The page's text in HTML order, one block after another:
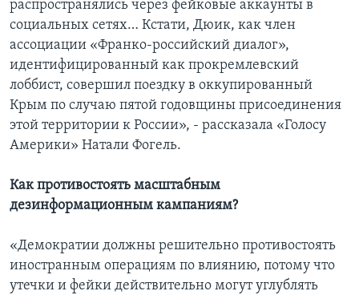
распространялись через фейковые аккаунты в
социальных сетях… Кстати, Дюик, как член
ассоциации «Франко-российский диалог»,
идентифицированный как прокремлевский
лоббист, совершил поездку в оккупированный
Крым по случаю пятой годовщины присоединения
этой территории к России», - рассказала «Голосу
Америки» Натали Фогель.
Как противостоять масштабным
дезинформационным кампаниям?
«Демократии должны решительно противостоять
иностранным операциям по влиянию, потому что
утечки и фейки действительно могут углублять